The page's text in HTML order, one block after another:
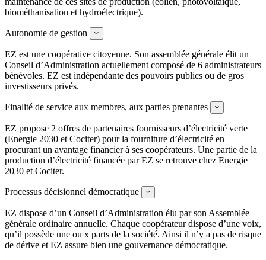
biométhanisation et hydroélectrique).
Autonomie de gestion Expand
EZ est une coopérative citoyenne. Son assemblée générale élit un
Conseil d’Administration actuellement composé de 6 administrateurs
bénévoles. EZ est indépendante des pouvoirs publics ou de gros
investisseurs privés.
Finalité de service aux membres, aux parties prenantes Expand
EZ propose 2 offres de partenaires fournisseurs d’électricité verte
(Energie 2030 et Cociter) pour la fourniture d’électricité en
procurant un avantage financier à ses coopérateurs. Une partie de la
production d’électricité financée par EZ se retrouve chez Energie
2030 et Cociter.
Processus décisionnel démocratique Expand
EZ dispose d’un Conseil d’Administration élu par son Assemblée
générale ordinaire annuelle. Chaque coopérateur dispose d’une voix,
qu’il possède une ou x parts de la société. Ainsi il n’y a pas de risque
de dérive et EZ assure bien une gouvernance démocratique.